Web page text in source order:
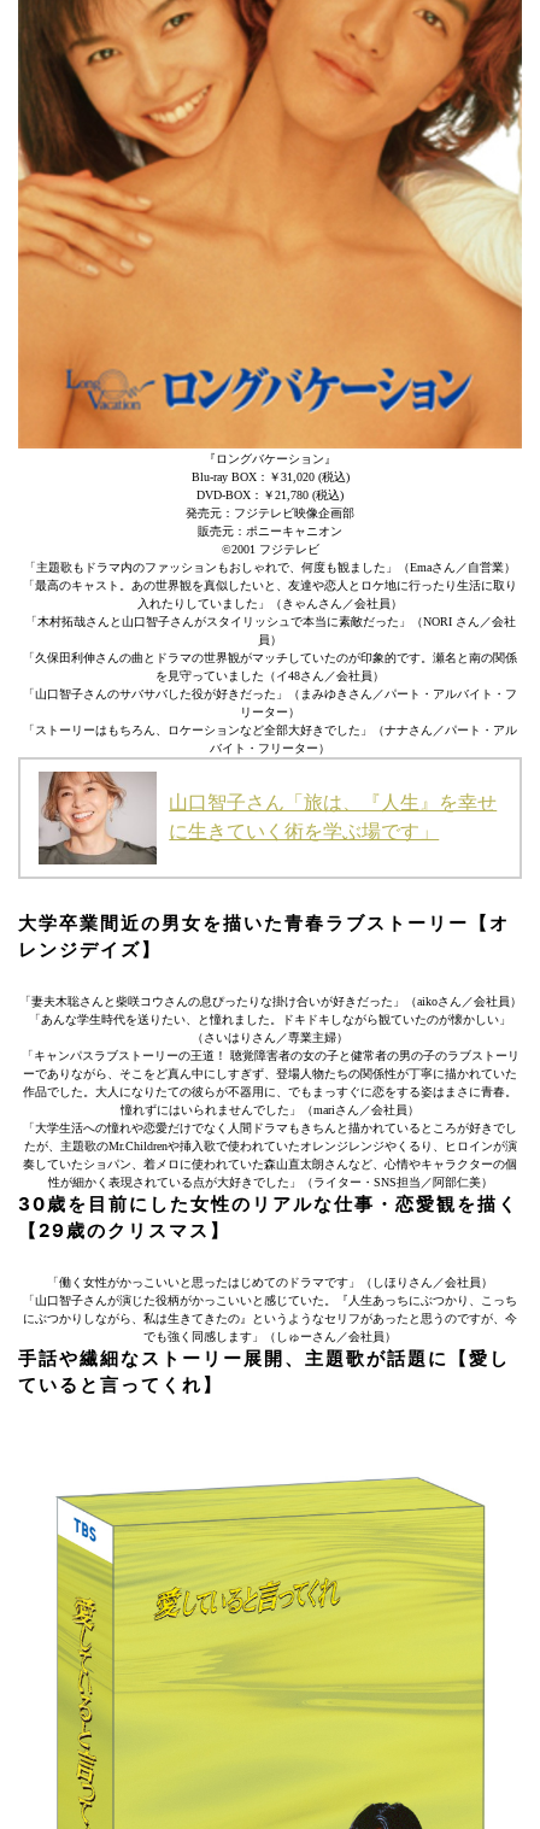
『ロングバケーション』
Blu-ray BOX：￥31,020 (税込)
DVD-BOX：￥21,780 (税込)
発売元：フジテレビ映像企画部
販売元：ポニーキャニオン
©2001 フジテレビ
「主題歌もドラマ内のファッションもおしゃれで、何度も観ました」（Emaさん／自営業）
「最高のキャスト。あの世界観を真似したいと、友達や恋人とロケ地に行ったり生活に取り
入れたりしていました」（きゃんさん／会社員）
「木村拓哉さんと山口智子さんがスタイリッシュで本当に素敵だった」（NORI さん／会社
員）
「久保田利伸さんの曲とドラマの世界観がマッチしていたのが印象的です。瀬名と南の関係
を見守っていました（イ48さん／会社員）
「山口智子さんのサバサバした役が好きだった」（まみゆきさん／パート・アルバイト・フ
リーター）
「ストーリーはもちろん、ロケーションなど全部大好きでした」（ナナさん／パート・アル
バイト・フリーター）
山口智子さん「旅は、『人生』を幸せ
に生きていく術を学ぶ場です」
大学卒業間近の男女を描いた青春ラブストーリー【オ
レンジデイズ】
「妻夫木聡さんと柴咲コウさんの息ぴったりな掛け合いが好きだった」（aikoさん／会社員）
「あんな学生時代を送りたい、と憧れました。ドキドキしながら観ていたのが懐かしい」
（さいはりさん／専業主婦）
「キャンパスラブストーリーの王道！ 聴覚障害者の女の子と健常者の男の子のラブストーリ
ーでありながら、そこをど真ん中にしすぎず、登場人物たちの関係性が丁寧に描かれていた
作品でした。大人になりたての彼らが不器用に、でもまっすぐに恋をする姿はまさに青春。
憧れずにはいられませんでした」（mariさん／会社員）
「大学生活への憧れや恋愛だけでなく人間ドラマもきちんと描かれているところが好きでし
たが、主題歌のMr.Childrenや挿入歌で使われていたオレンジレンジやくるり、ヒロインが演
奏していたショパン、着メロに使われていた森山直太朗さんなど、心情やキャラクターの個
性が細かく表現されている点が大好きでした」（ライター・SNS担当／阿部仁美）
30歳を目前にした女性のリアルな仕事・恋愛観を描く
【29歳のクリスマス】
「働く女性がかっこいいと思ったはじめてのドラマです」（しほりさん／会社員）
「山口智子さんが演じた役柄がかっこいいと感じていた。『人生あっちにぶつかり、こっち
にぶつかりしながら、私は生きてきたの』というようなセリフがあったと思うのですが、今
でも強く同感します」（しゅーさん／会社員）
手話や繊細なストーリー展開、主題歌が話題に【愛し
ていると言ってくれ】